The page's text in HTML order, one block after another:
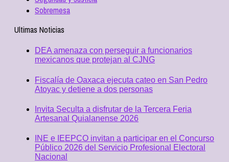
Sobremesa
Ultimas Noticias
DEA amenaza con perseguir a funcionarios
mexicanos que protejan al CJNG
Fiscalía de Oaxaca ejecuta cateo en San Pedro
Atoyac y detiene a dos personas
Invita Seculta a disfrutar de la Tercera Feria
Artesanal Quialanense 2026
INE e IEEPCO invitan a participar en el Concurso
Público 2026 del Servicio Profesional Electoral
Nacional